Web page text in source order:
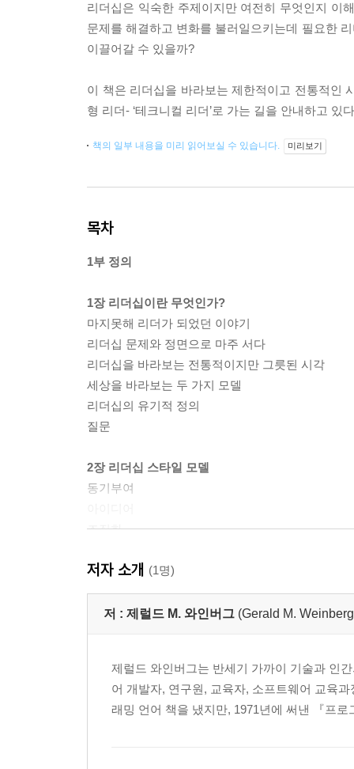
리더십은 익숙한 주제이지만 여전히 무엇인지 이
문제를 해결하고 변화를 불러일으키는데 필요한
이끌어갈 수 있을까?
이 책은 리더십을 바라보는 제한적이고 전통적인
형 리더- ‘테크니컬 리더’로 가는 길을 안내하고 있
책의 일부 내용을 미리 읽어보실 수 있습니다. 미리보기
목차
1부 정의
1장 리더십이란 무엇인가?
마지못해 리더가 되었던 이야기
리더십 문제와 정면으로 마주 서다
리더십을 바라보는 전통적이지만 그릇된 시각
세상을 바라보는 두 가지 모델
리더십의 유기적 정의
질문
2장 리더십 스타일 모델
동기부여
조직화
테크니컬 리더가 하는 일
더 좋은 방법이 존재한다는 믿음
질문
문제에 대한 이해
아이디어의 흐름 관리
품질 제어
저자 소개 (1명)
저 : 제럴드 M. 와인버그 (Gerald M.
제럴드 와인버그는 반세기 가까이 기술과 인
어 개발자, 연구원, 교육자, 소프트웨어 교육
래밍 언어 책을 냈지만, 1971년에 써낸 『프